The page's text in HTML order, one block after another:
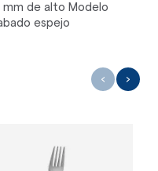
de alto Modelo
espejo
‹ ›